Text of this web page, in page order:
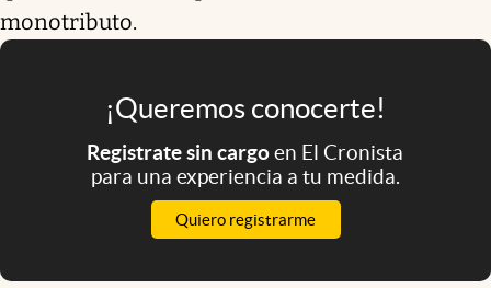
monotributo.
¡Queremos conocerte!
Registrate sin cargoen El Cronista
para una experiencia a tu medida.
Quiero registrarme